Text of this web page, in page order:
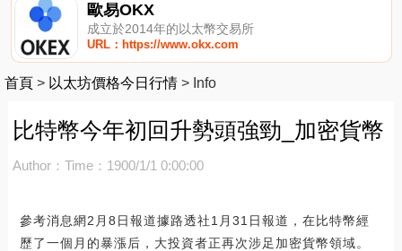
歐易OKX
成立於2014年的以太幣交易所
URL：https://www.okx.com
首頁 > 以太坊價格今日行情 > Info
比特幣今年初回升勢頭強勁_加密貨幣
Author： Time：1900/1/1 0:00:00
參考消息網2月8日報道據路透社1月31日報道，在比特幣經
歷了一個月的暴漲后，大投資者正再次涉足加密貨幣領域。